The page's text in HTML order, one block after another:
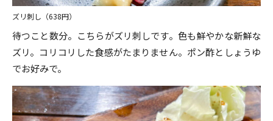
ズリ刺し（638円）
待つこと数分。こちらがズリ刺しです。色も鮮やかな新鮮な
ズリ。コリコリした食感がたまりません。ポン酢としょうゆ
でお好みで。